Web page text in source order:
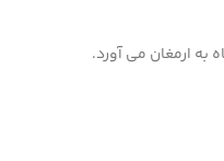
به ارمغان می آورد.